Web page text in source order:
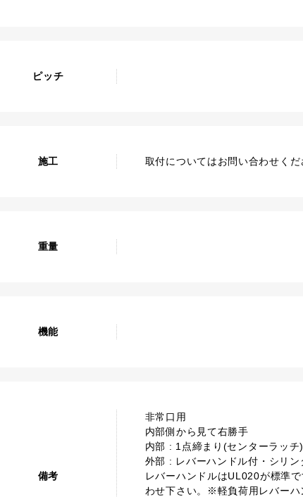
ピッチ
施工 取付についてはお問い合わせくだ
重量
機能
備考
非常口用
内部側から見て右勝手
内部 : 1点締まり(センターラッ
外部 : レバーハンドル付・シリン
レバーハンドルはUL020が標準
わせ下さい。※軽負荷用レバーハ